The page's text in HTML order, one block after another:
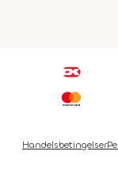
Handelsbetingelser